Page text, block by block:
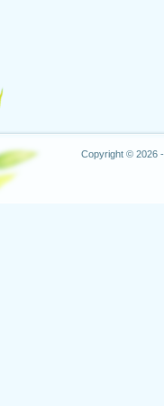
Copyright © 2026